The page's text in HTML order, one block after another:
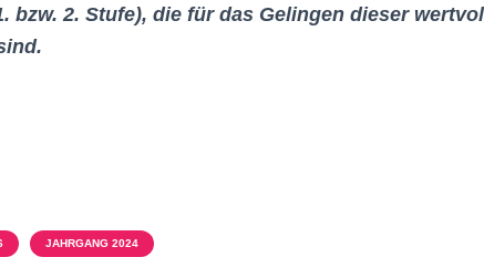
bzw. 2. Stufe), die für das Gelingen dieser
JAHRGANG 2024